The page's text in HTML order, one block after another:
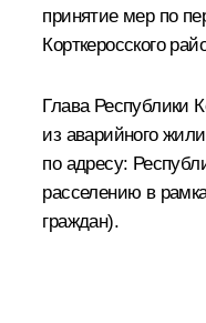
принятие мер по
Корткеросского
Глава Республики
из аварийного
по адресу:
расселению в
граждан).